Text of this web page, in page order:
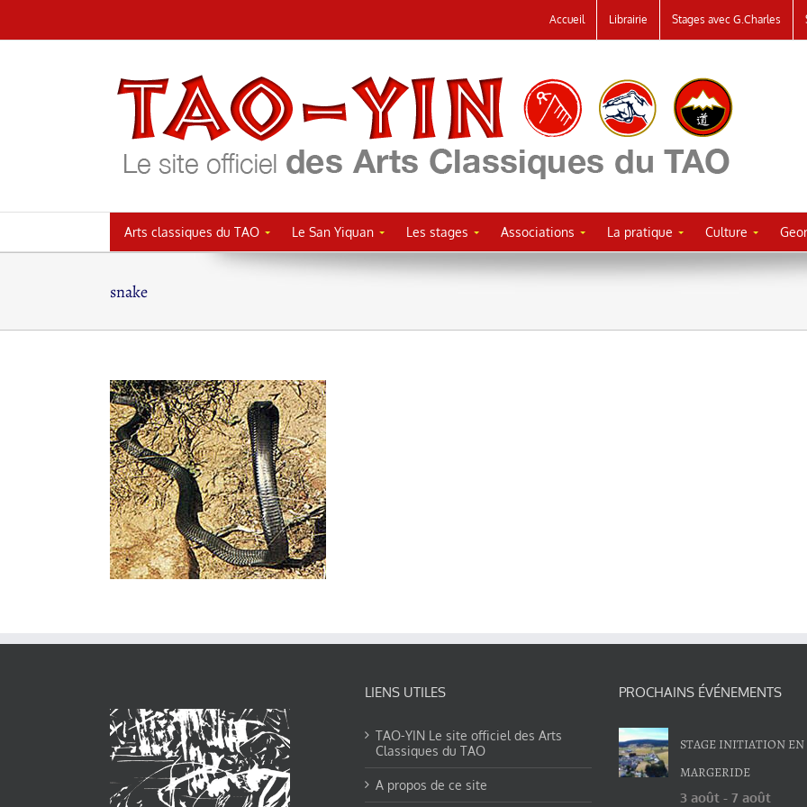
au
Accueil Librairie Stages avec G.Charles
Arts classiques du TAO Le San Yiquan Les stages Associations La pratique Culture
snake
LIENS UTILES
TAO-YIN Le site officiel des Arts
Classiques du TAO
A propos de ce site
PROCHAINS ÉVÉNEMENTS
STAGE INITIATION EN
MARGERIDE
3 août -7 août